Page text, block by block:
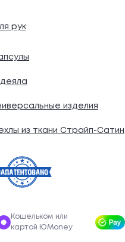
рук
изделия
из ткани Страйп-Сатин
Кошельком или
картой ЮMoney